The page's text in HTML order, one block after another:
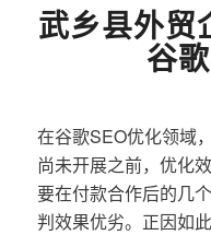
武乡县外贸
谷
在谷歌SEO优化领域
尚未开展之前，优化
要在付款合作后的几
判效果优劣。正因如